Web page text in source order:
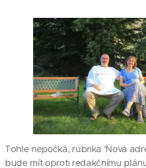
Tohle nepočká, rubrika 'Nová
bude mít oproti redakčnímu